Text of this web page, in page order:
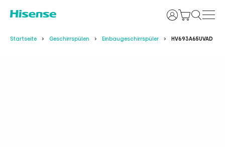
Anmelden
Startseite Geschirrspülen Einbaugeschirrspüler HV693A65UVAD